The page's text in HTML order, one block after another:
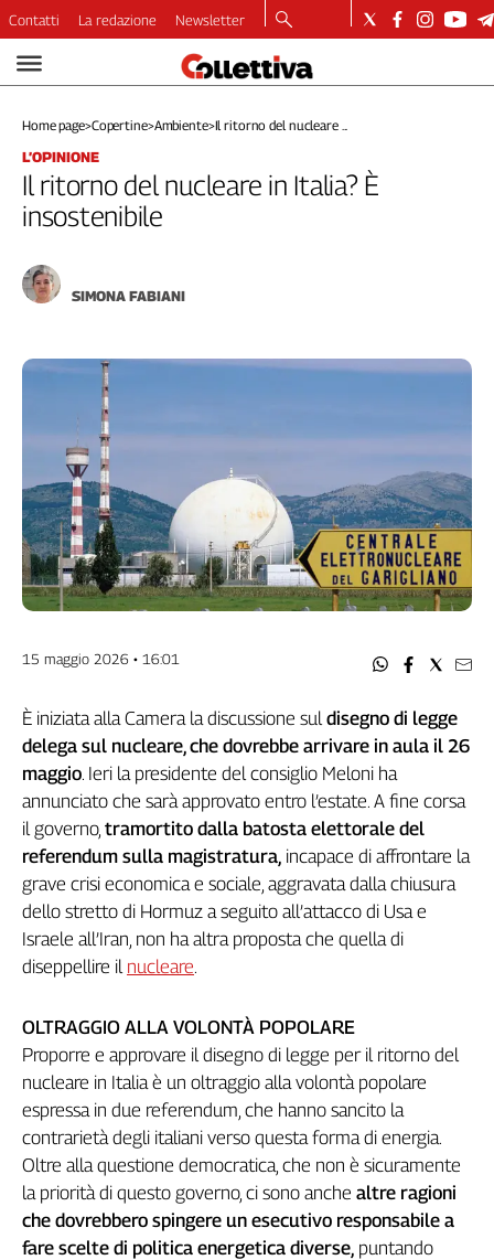
Video
Dirette
Longform
Copertine
Economia
Ambiente
Diritti
Italia
Categorie
Filcams
Filctem
Fillea
Filt
Fisac
Flc
Fp
Nidil
Slc
Spi
Inca
Caaf
Speciali
G8
il
sangue
della
ragione
120
anni
Collettiva
Academy
Contatti La redazione Newsletter
Home page>Copertine>Ambiente>Il ritorno del nucleare ...
L’OPINIONE
Il ritorno del nucleare in Italia? È
insostenibile
SIMONA FABIANI
15 maggio 2026 • 16:01
È iniziata alla Camera la discussione suldisegno di legge
delega sul nucleare, che dovrebbe arrivare in aula il 26
maggio. Ieri la presidente del consiglio Meloni ha
annunciato che sarà approvato entro l’estate. A fine corsa
il governo, tramortito dalla batosta elettorale del
referendum sulla magistratura, incapace di affrontare la
grave crisi economica e sociale, aggravata dalla chiusura
dello stretto di Hormuz a seguito all’attacco di Usa e
Israele all’Iran, non ha altra proposta che quella di
diseppellire il nucleare.
OLTRAGGIO ALLA VOLONTÀ POPOLARE
Proporre e approvare il disegno di legge per il ritorno del
nucleare in Italia è un oltraggio alla volontà popolare
espressa in due referendum, che hanno sancito la
contrarietà degli italiani verso questa forma di energia.
Oltre alla questione democratica, che non è sicuramente
la priorità di questo governo, ci sono anche altre ragioni
che dovrebbero spingere un esecutivo responsabile a
fare scelte di politica energetica diverse, puntando